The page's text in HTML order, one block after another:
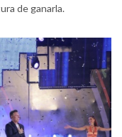
de ganarla.